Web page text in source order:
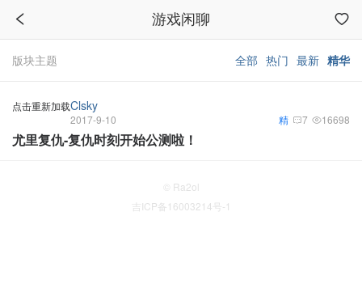
游戏闲聊
版块主题 全部 热门 最新 精华
点击重新加载Clsky
2017-9-10 16698
7
精
尤里复仇-复仇时刻开始公测啦！
© Ra2ol
吉ICP备16003214号-1